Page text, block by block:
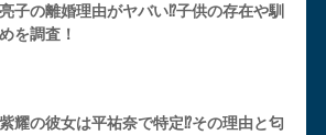
子の離婚理由がヤバい⁉︎子供の存在や馴
を調査！
耀の彼女は平祐奈で特定⁉︎その理由と匂